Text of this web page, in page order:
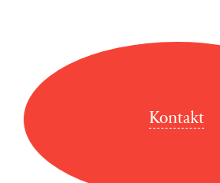
Kontakt